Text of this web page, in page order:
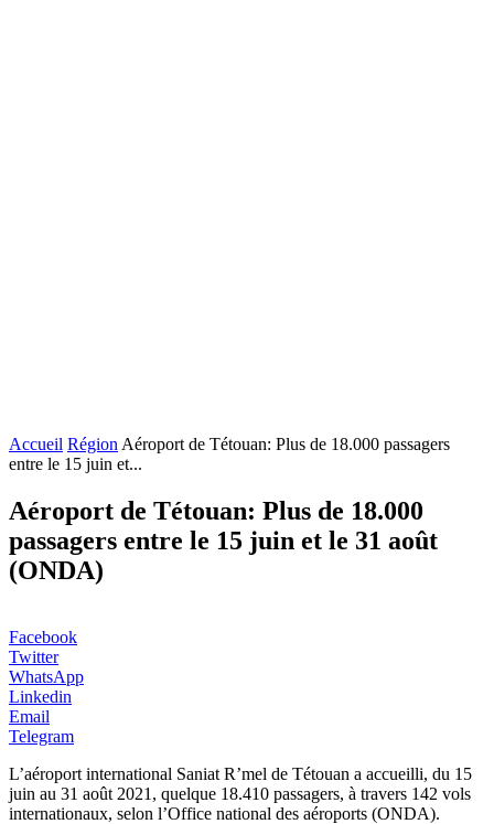
Accueil Région Aéroport de Tétouan: Plus de 18.000 passagers
entre le 15 juin et...
Aéroport de Tétouan: Plus de 18.000
passagers entre le 15 juin et le 31 août
(ONDA)
Facebook
Twitter
WhatsApp
Linkedin
Email
Telegram
L’aéroport international Saniat R’mel de Tétouan a accueilli, du 15
juin au 31 août 2021, quelque 18.410 passagers, à travers 142 vols
internationaux, selon l’Office national des aéroports (ONDA).